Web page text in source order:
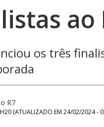
ao
os três
R7
(ATUALIZADO EM 24/02/2024 -